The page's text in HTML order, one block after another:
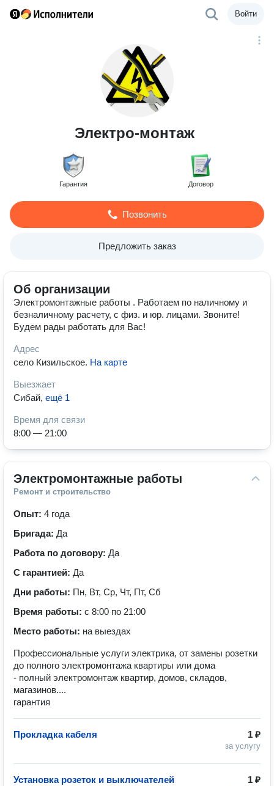
Войти
Электро-монтаж
Гарантия Договор
Позвонить
Предложить заказ
Об организации
Электромонтажные работы . Работаем по наличному и
безналичному расчету, с физ. и юр. лицами. Звоните!
Будем рады работать для Вас!
Адрес
село Кизильское. На карте
Выезжает
Сибай, ещё 1
Время для связи
8:00 — 21:00
Электромонтажные работы
Ремонт и строительство
Опыт: 4 года
Бригада: Да
Работа по договору: Да
С гарантией: Да
Дни работы: Пн, Вт, Ср, Чт, Пт, Сб
Время работы: с 8:00 по 21:00
Место работы: на выездах
Профессиональные услуги электрика, от замены розетки
до полного электромонтажа квартиры или дома
- полный электромонтаж квартир, домов, складов,
магазинов....
гарантия
1 ₽
за услугу
Прокладка кабеля
1 ₽
Установка розеток и выключателей